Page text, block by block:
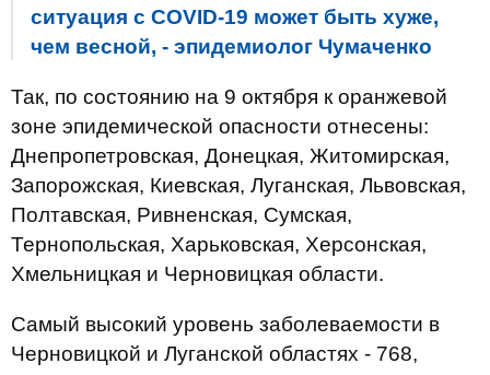
ситуация с COVID-19 может быть хуже,
чем весной, - эпидемиолог Чумаченко
Так, по состоянию на 9 октября к оранжевой
зоне эпидемической опасности отнесены:
Днепропетровская, Донецкая, Житомирская,
Запорожская, Киевская, Луганская, Львовская,
Полтавская, Ривненская, Сумская,
Тернопольская, Харьковская, Херсонская,
Хмельницкая и Черновицкая области.
Самый высокий уровень заболеваемости в
Черновицкой и Луганской областях - 768,